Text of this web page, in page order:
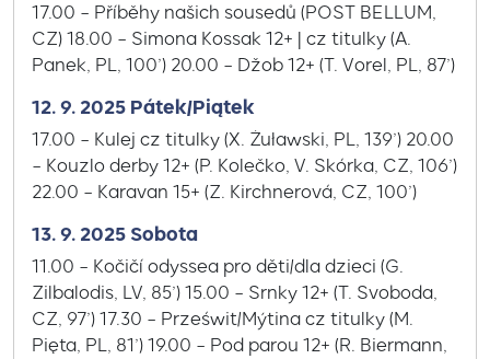
17.00 – Příběhy našich sousedů (POST BELLUM,
CZ) 18.00 – Simona Kossak 12+ | cz titulky (A.
Panek, PL, 100’) 20.00 – Džob 12+ (T. Vorel, PL, 87’)
12. 9. 2025 Pátek/Piątek
17.00 – Kulej cz titulky (X. Żuławski, PL, 139’) 20.00
– Kouzlo derby 12+ (P. Kolečko, V. Skórka, CZ, 106’)
22.00 – Karavan 15+ (Z. Kirchnerová, CZ, 100’)
13. 9. 2025 Sobota
11.00 – Kočičí odyssea pro děti/dla dzieci (G.
Zilbalodis, LV, 85’) 15.00 – Srnky 12+ (T. Svoboda,
CZ, 97’) 17.30 – Prześwit/Mýtina cz titulky (M.
Pięta, PL, 81’) 19.00 – Pod parou 12+ (R. Biermann,